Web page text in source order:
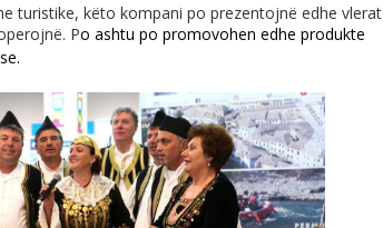
turistike, këto kompani po prezentojnë edhe vlerat
Po ashtu po promovohen edhe produkte